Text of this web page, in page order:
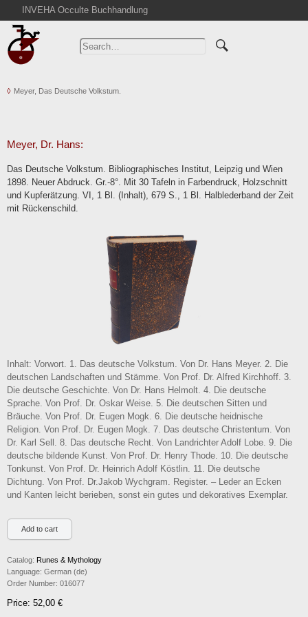
INVEHA Occulte Buchhandlung
Home
Advanced Search
Cart
Contact
Terms
Meyer, Das Deutsche Volkstum.
Meyer, Dr. Hans:
Das Deutsche Volkstum. Bibliographisches Institut, Leipzig und Wien
1898. Neuer Abdruck. Gr.-8°. Mit 30 Tafeln in Farbendruck, Holzschnitt
und Kupferätzung. VI, 1 Bl. (Inhalt), 679 S., 1 Bl. Halblederband der Zeit
mit Rückenschild.
Inhalt: Vorwort. 1. Das deutsche Volkstum. Von Dr. Hans Meyer. 2. Die
deutschen Landschaften und Stämme. Von Prof. Dr. Alfred Kirchhoff. 3.
Die deutsche Geschichte. Von Dr. Hans Helmolt. 4. Die deutsche
Sprache. Von Prof. Dr. Oskar Weise. 5. Die deutschen Sitten und
Bräuche. Von Prof. Dr. Eugen Mogk. 6. Die deutsche heidnische
Religion. Von Prof. Dr. Eugen Mogk. 7. Das deutsche Christentum. Von
Dr. Karl Sell. 8. Das deutsche Recht. Von Landrichter Adolf Lobe. 9. Die
deutsche bildende Kunst. Von Prof. Dr. Henry Thode. 10. Die deutsche
Tonkunst. Von Prof. Dr. Heinrich Adolf Köstlin. 11. Die deutsche
Dichtung. Von Prof. Dr.Jakob Wychgram. Register. – Leder an Ecken
und Kanten leicht berieben, sonst ein gutes und dekoratives Exemplar.
Catalog: Runes & Mythology
Language: German (de)
Order Number: 016077
Price: 52,00 €